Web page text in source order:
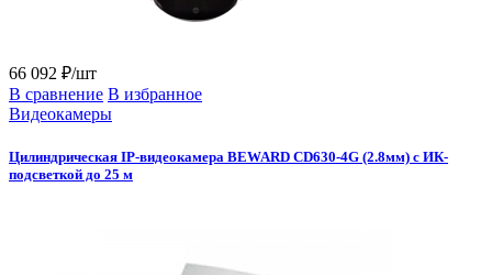
66 092 ₽/шт
В сравнение В избранное
Видеокамеры
Цилиндрическая IP-видеокамера BEWARD CD630-4G (2.8мм) с ИК-
подсветкой до 25 м